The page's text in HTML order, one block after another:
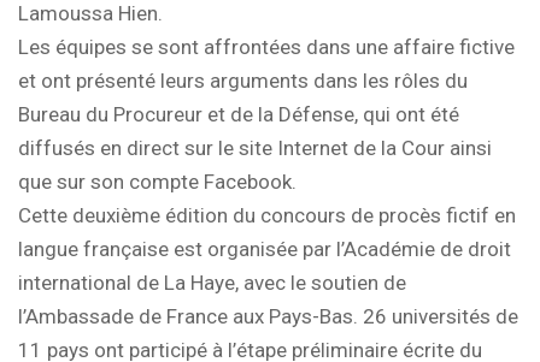
Lamoussa Hien.
Les équipes se sont affrontées dans une affaire fictive
et ont présenté leurs arguments dans les rôles du
Bureau du Procureur et de la Défense, qui ont été
diffusés en direct sur le site Internet de la Cour ainsi
que sur son compte Facebook.
Cette deuxième édition du concours de procès fictif en
langue française est organisée par l’Académie de droit
international de La Haye, avec le soutien de
l’Ambassade de France aux Pays-Bas. 26 universités de
11 pays ont participé à l’étape préliminaire écrite du